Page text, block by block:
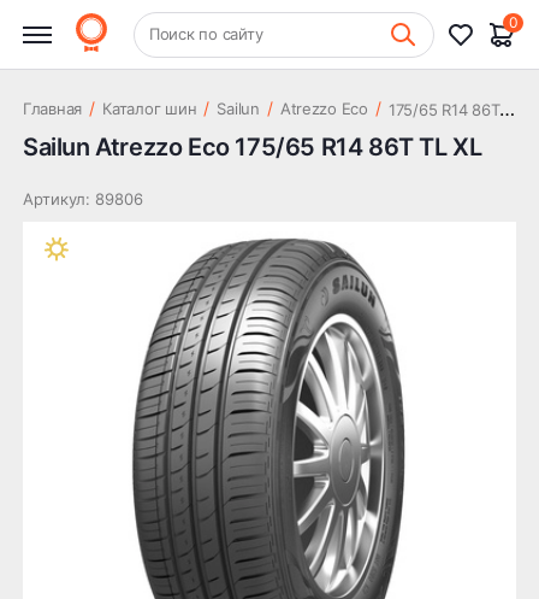
+7 (831) 261-35-35 Шиномонтаж
Поиск по сайту
0
Главная / Каталог шин / Sailun / Atrezzo Eco / 1
75/65 R14 86T TL XL
Sailun Atrezzo Eco 175/65 R14 86T TL XL
Артикул: 89806